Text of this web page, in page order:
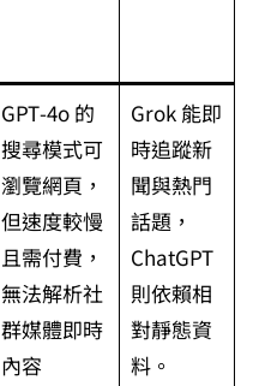
GPT‑4o 的
搜尋模式可
瀏覽網頁，
但速度較慢
且需付費，
無法解析社
群媒體即時
內容
Grok 能即
時追蹤新
聞與熱門
話題，
ChatGPT
則依賴相
對靜態資
料。